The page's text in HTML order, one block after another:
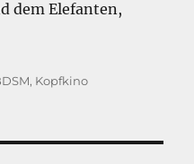
dem Elefanten,
, Kopfkino